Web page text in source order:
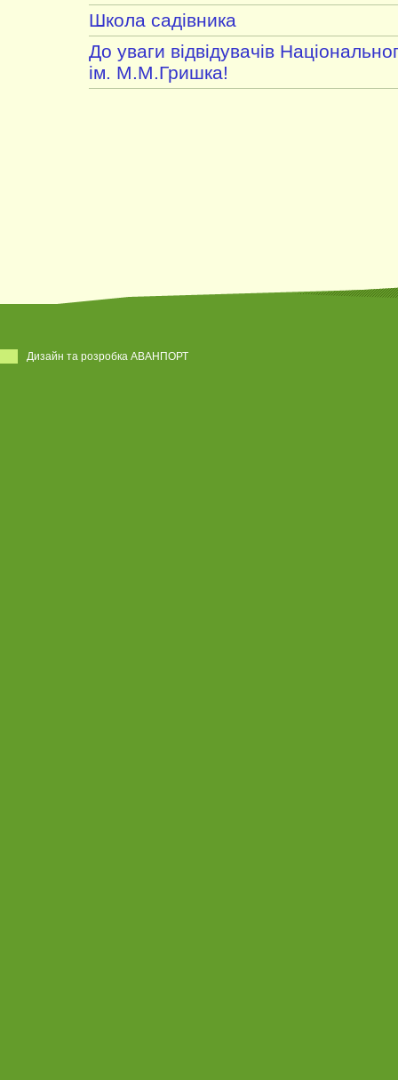
Школа садівника
До уваги відвідувачів
ім. М.М.Гришка!
Дизайн та розробка АВАНПОРТ